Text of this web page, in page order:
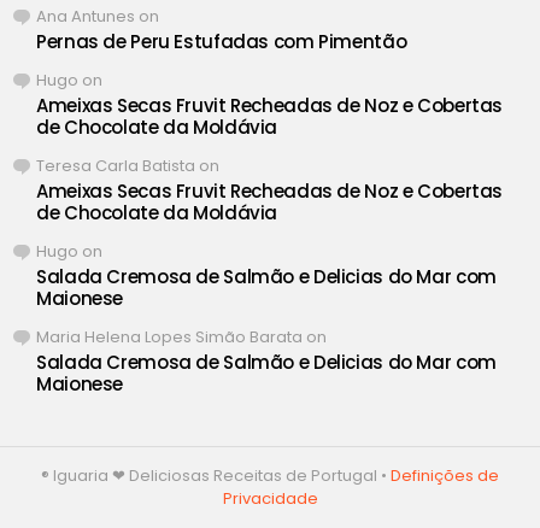
Ana Antunes on
Pernas de Peru Estufadas com Pimentão
Hugo on
Ameixas Secas Fruvit Recheadas de Noz e Cobertas
de Chocolate da Moldávia
Teresa Carla Batista on
Ameixas Secas Fruvit Recheadas de Noz e Cobertas
de Chocolate da Moldávia
Hugo on
Salada Cremosa de Salmão e Delicias do Mar com
Maionese
Maria Helena Lopes Simão Barata on
Salada Cremosa de Salmão e Delicias do Mar com
Maionese
® Iguaria ❤ Deliciosas Receitas de Portugal • Definições de
Privacidade